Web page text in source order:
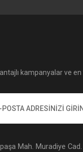
kampanyalar ve
Mah. Muradiye